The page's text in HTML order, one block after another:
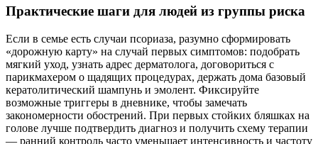
Практические шаги для людей из группы риска
Если в семье есть случаи псориаза, разумно сформировать
«дорожную карту» на случай первых симптомов: подобрать
мягкий уход, узнать адрес дерматолога, договориться с
парикмахером о щадящих процедурах, держать дома базовый
кератолитический шампунь и эмолент. Фиксируйте
возможные триггеры в дневнике, чтобы замечать
закономерности обострений. При первых стойких бляшках на
голове лучше подтвердить диагноз и получить схему терапии
— ранний контроль часто уменьшает интенсивность и частоту